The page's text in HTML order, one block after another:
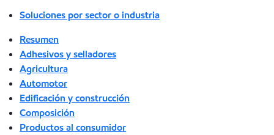
Soluciones por sector o industria
Resumen
Adhesivos y selladores
Agricultura
Automotor
Edificación y construcción
Composición
Productos al consumidor